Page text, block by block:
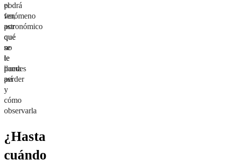
el
fenómeno
astronómico
que
no
te
puedes
perder
podrá
ver,
por
qué
se
le
llama
así
y
cómo
observarla
¿Hasta
cuándo